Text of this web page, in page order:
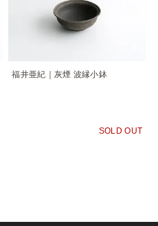
福井亜紀｜灰煙 波縁小鉢
SOLD OUT